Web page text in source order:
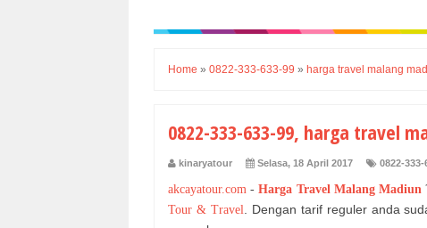
Home » 0822-333-633-99 » harga travel malang
0822-333-633-99, harga travel
kinaryatour Selasa, 18 April 2017 0822-333-
akcayatour.com -Harga Travel Malang Madiun
Tour & Travel . Dengan tarif reguler anda